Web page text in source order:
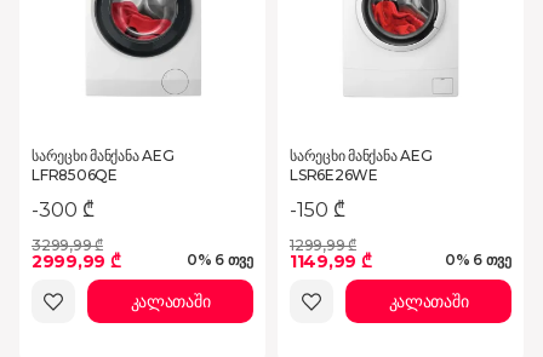
სარეცხი მანქანა AEG
LFR8506QE
-300 ₾
3299,99 ₾
2999,99 ₾ 0% 6 თვე
კალათაში
სარეცხი მანქანა AEG
LSR6E26WE
-150 ₾
1299,99 ₾
1149,99 ₾ 0% 6 თვე
კალათაში